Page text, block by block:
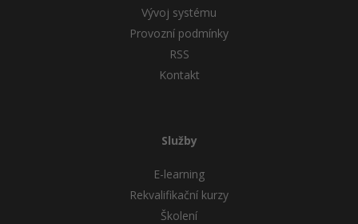
Adobe Illustrator -80%
-30%
Adobe After Effects
-80%
Vývoj systému
Provozní podmínky
RSS
Kontakt
Služby
E-learning
Rekvalifikační kurzy
Školení